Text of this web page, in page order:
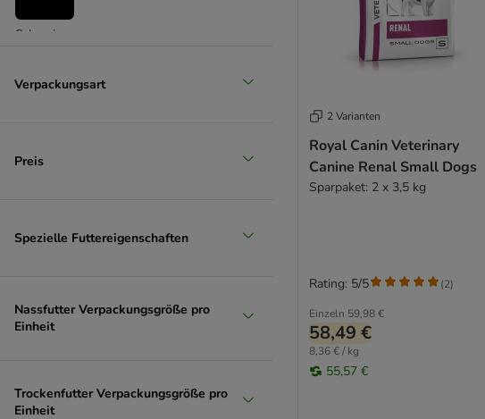
Schwein
Verpackungsart
Preis
Spezielle Futtereigenschaften
Nassfutter Verpackungsgröße pro
Einheit
Trockenfutter Verpackungsgröße pro
Einheit
2 Varianten
Royal Canin Veterinary
Canine Renal Small Dogs
Sparpaket: 2 x 3,5 kg
Einzeln 59,98 €
58,49 €
8,36 € / kg
55,57 €
Rating: 5/5 (2)